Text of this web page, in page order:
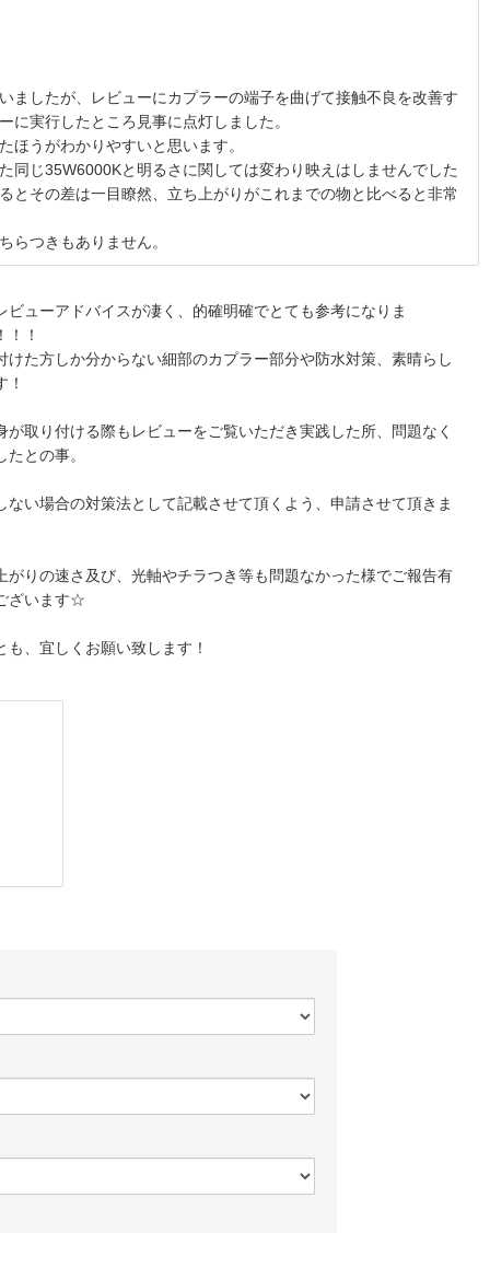
ましたが、レビューにカプラーの端子を曲げて接触不良を改善す
に実行したところ見事に点灯しました。
ほうがわかりやすいと思います。
同じ35W6000Kと明るさに関しては変わり映えはしませんでした
とその差は一目瞭然、立ち上がりがこれまでの物と比べると非常
らつきもありません。
ビューアドバイスが凄く、的確明確でとても参考になりま
！！
けた方しか分からない細部のカプラー部分や防水対策、素晴らし
！
が取り付ける際もレビューをご覧いただき実践した所、問題なく
たとの事。
ない場合の対策法として記載させて頂くよう、申請させて頂きま
がりの速さ及び、光軸やチラつき等も問題なかった様でご報告有
ざいます☆
も、宜しくお願い致します！